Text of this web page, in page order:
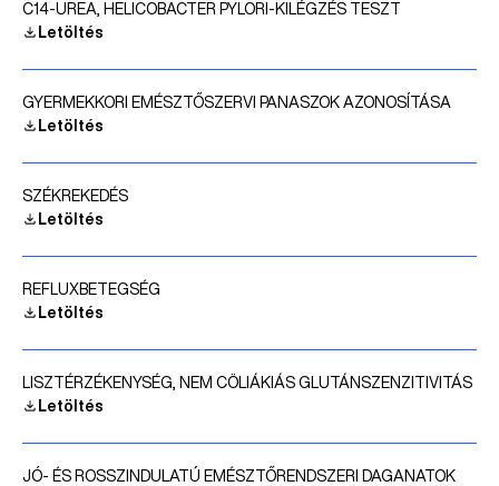
C14-UREA, HELICOBACTER PYLORI-KILÉGZÉS TESZT
Letöltés
GYERMEKKORI EMÉSZTŐSZERVI PANASZOK AZONOSÍTÁSA
Letöltés
SZÉKREKEDÉS
Letöltés
REFLUXBETEGSÉG
Letöltés
LISZTÉRZÉKENYSÉG, NEM CÖLIÁKIÁS GLUTÁNSZENZITIVITÁS
Letöltés
JÓ- ÉS ROSSZINDULATÚ EMÉSZTŐRENDSZERI DAGANATOK